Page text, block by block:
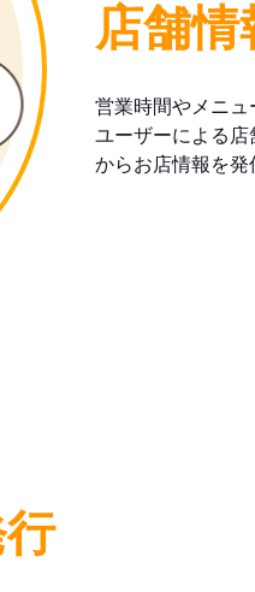
店舗
営業時間やメニュ
ユーザーによる
からお店情報を発